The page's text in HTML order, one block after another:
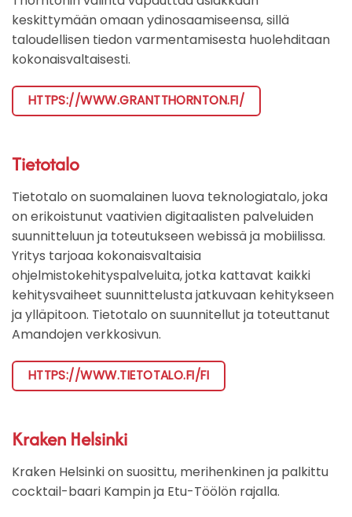
keskittymään omaan ydinosaamiseensa, sillä
taloudellisen tiedon varmentamisesta huolehditaan
kokonaisvaltaisesti.​
HTTPS://WWW.GRANTTHORNTON.FI/
Tietotalo
Tietotalo on suomalainen luova teknologiatalo, joka
on erikoistunut vaativien digitaalisten palveluiden
suunnitteluun ja toteutukseen webissä ja mobiilissa.
Yritys tarjoaa kokonaisvaltaisia
ohjelmistokehityspalveluita, jotka kattavat kaikki
kehitysvaiheet suunnittelusta jatkuvaan kehitykseen
ja ylläpitoon. Tietotalo on suunnitellut ja toteuttanut
Amandojen verkkosivun.
HTTPS://WWW.TIETOTALO.FI/FI
Kraken Helsinki
Kraken Helsinki on suosittu, merihenkinen ja palkittu
cocktail-baari Kampin ja Etu-Töölön rajalla.